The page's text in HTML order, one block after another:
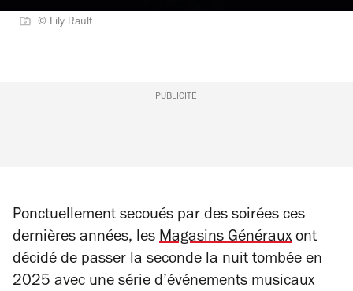
© Lily Rault
PUBLICITÉ
Ponctuellement secoués par des soirées ces
dernières années, les Magasins Générauxont
décidé de passer la seconde la nuit tombée en
2025 avec une série d’événements musicaux